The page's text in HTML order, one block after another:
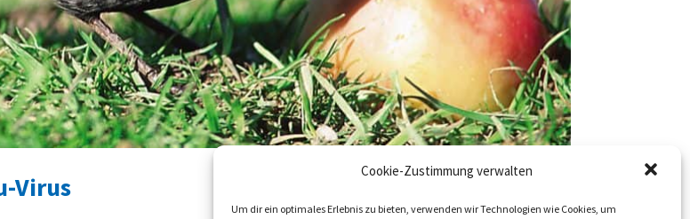
Cookie-Zustimmung verwalten
Um dir ein optimales Erlebnis zu bieten, verwenden wir Technologien wie Cookies, um
Virus